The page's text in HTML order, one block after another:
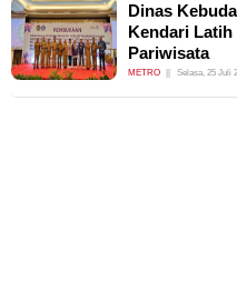
Dinas
Kendari Latih
Pariwisata
METRO Selasa, 25 Juli